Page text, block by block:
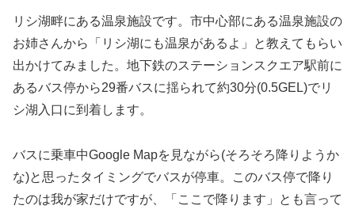
リシ湖畔にある温泉施設です。市中心部にある温泉施設の
お姉さんから「リシ湖にも温泉があるよ」と教えてもらい
出かけてみました。地下鉄のステーションスクエア駅前に
あるバス停から29番バスに揺られて約30分(0.5GEL)でリ
シ湖入口に到着します。
バスに乗車中Google Mapを見ながら(そろそろ降りようか
な)と思ったタイミングでバスが停車。このバス停で降り
たのは我が家だけですが、「ここで降ります」とも言って